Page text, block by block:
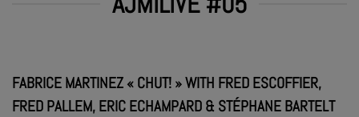
FABRICE MARTINEZ « CHUT! » WITH FRED ESCOFFIER,
FRED PALLEM, ERIC ECHAMPARD & STÉPHANE BARTELT